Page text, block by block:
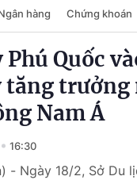
hàng Chứng khoán
Phú Quốc
tăng trưởng
Nam Á
16:30
- Ngày 18/2, Sở Du